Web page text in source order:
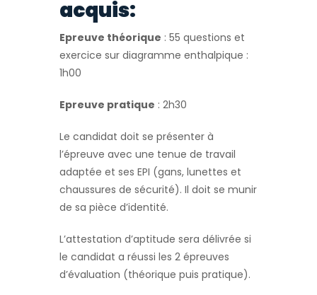
acquis:
Epreuve théorique : 55 questions et
exercice sur diagramme enthalpique :
1h00
Epreuve pratique : 2h30
Le candidat doit se présenter à
l’épreuve avec une tenue de travail
adaptée et ses EPI (gans, lunettes et
chaussures de sécurité). Il doit se munir
de sa pièce d’identité.
L’attestation d’aptitude sera délivrée si
le candidat a réussi les 2 épreuves
d’évaluation (théorique puis pratique).